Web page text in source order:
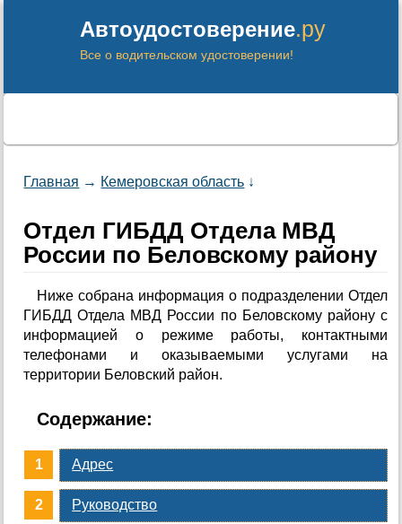
Автоудостоверение.ру
Все о водительском удостоверении!
Главная → Кемеровская область ↓
Отдел ГИБДД Отдела МВД
России по Беловскому району
Ниже собрана информация о подразделении Отдел
ГИБДД Отдела МВД России по Беловскому району с
информацией о режиме работы, контактными
телефонами и оказываемыми услугами на
территории Беловский район.
Содержание:
Адрес
Руководство